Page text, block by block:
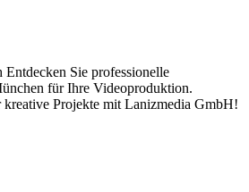
Entdecken Sie professionelle
für Ihre Videoproduktion.
Projekte mit Lanizmedia GmbH!